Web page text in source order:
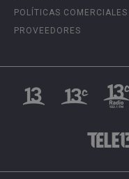
POLÍTICAS COMERCIALES
PROVEEDORES